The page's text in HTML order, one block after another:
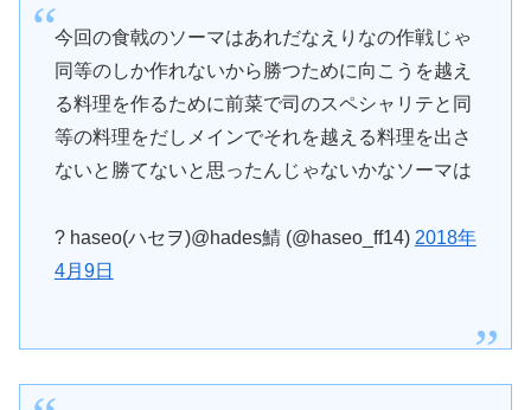
今回の食戟のソーマはあれだなえりなの作戦じゃ
同等のしか作れないから勝つために向こうを越え
る料理を作るために前菜で司のスペシャリテと同
等の料理をだしメインでそれを越える料理を出さ
ないと勝てないと思ったんじゃないかなソーマは
? haseo(ハセヲ)@hades鯖 (@haseo_ff14) 2018年
4月9日